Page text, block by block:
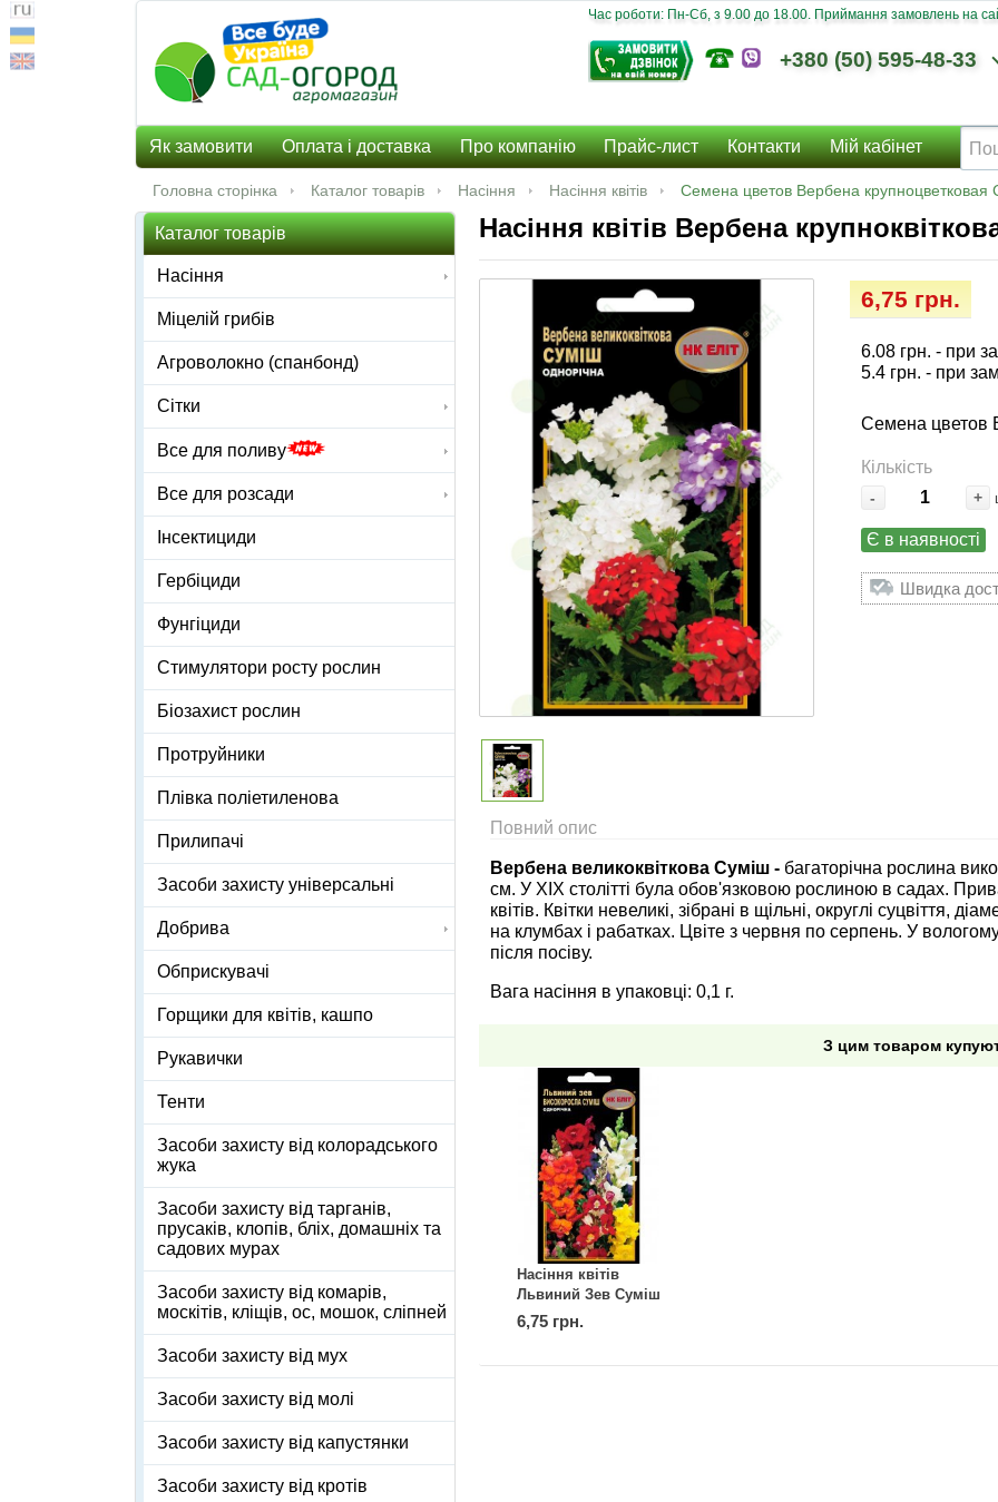
Час роботи: Пн-Сб, з 9.00 до 18.00. Приймання замовлень на
+380 (50) 595-48-33
Як замовити Оплата і доставка Про компанію Прайс-лист Контакти Мій кабінет
Головна сторінка Каталог товарів Насіння Насіння квітів Семена цветов Вербена крупноцветковая
Насіння квітів Вербена
6,75 грн.
6.08 грн. - при
5.4 грн. - при
Семена цветов
Кількість
- +
Є в наявності
Швидка
Повний опис
Вербена великоквіткова Суміш - багаторічна рослина
см. У XIX столітті була обов'язковою рослиною в садах.
квітів. Квітки невеликі, зібрані в щільні, округлі суцвіття,
на клумбах і рабатках. Цвіте з червня по серпень. У
після посіву.
Вага насіння в упаковці: 0,1 г.
З цим товаром
Насіння квітів
Львиний Зев Суміш
високоросла, 0.2 г
6,75 грн.
Каталог товарів
Насіння
Міцелій грибів
Агроволокно (спанбонд)
Сітки
Все для поливу
Все для розсади
Інсектициди
Гербіциди
Фунгіциди
Стимулятори росту рослин
Біозахист рослин
Протруйники
Плівка поліетиленова
Прилипачі
Засоби захисту універсальні
Добрива
Обприскувачі
Горщики для квітів, кашпо
Рукавички
Тенти
Засоби захисту від колорадського
жука
Засоби захисту від тарганів,
прусаків, клопів, бліх, домашніх та
садових мурах
Засоби захисту від комарів,
москітів, кліщів, ос, мошок, сліпней
Засоби захисту від мух
Засоби захисту від молі
Засоби захисту від капустянки
Засоби захисту від кротів